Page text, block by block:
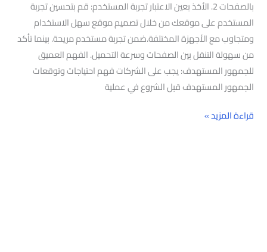
بالصفحات 2. الأخذ بعين الاعتبار تجربة المستخدم: قم بتحسين تجربة
المستخدم على موقعك من خلال تصميم موقع سهل الاستخدام
ومتجاوب مع الأجهزة المختلفة.ضمن تجربة مستخدم مريحة. بينما تأكد
من سهولة التنقل بين الصفحات وسرعة التحميل. الفهم العميق
للجمهور المستهدف: يجب على الشركات فهم احتياجات وتوقعات
الجمهور المستهدف قبل الشروع في عملية
قراءة المزيد »